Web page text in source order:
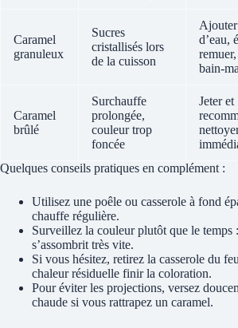
Caramel
granuleux
Sucres
cristallisés lors
de la cuisson
d’eau,
bain-
Caramel
brûlé
Surchauffe
prolongée,
couleur trop
foncée
Jeter et
Quelques conseils pratiques en complément :
Utilisez une poêle ou casserole à fond
chauffe régulière.
Surveillez la couleur plutôt que le temps
s’assombrit très vite.
Si vous hésitez, retirez la casserole du
chaleur résiduelle finir la coloration.
Pour éviter les projections, versez
chaude si vous rattrapez un caramel.